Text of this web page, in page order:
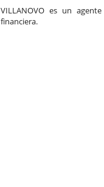
VILLANOVO es un
financiera.